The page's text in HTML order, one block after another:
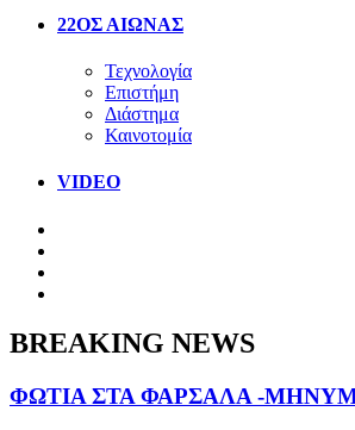
22ΟΣ ΑΙΩΝΑΣ
Τεχνολογία
Επιστήμη
Διάστημα
Καινοτομία
VIDEO
BREAKING NEWS
ΦΩΤΙΑ ΣΤΑ ΦΑΡΣΑΛΑ -